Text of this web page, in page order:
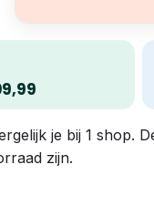
je bij 1 shop.
zijn.